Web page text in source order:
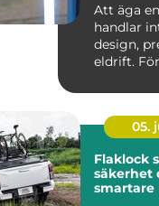
Att äga
handlar
design,
eldrift.
05.
Flaklock skydd,
säkerhet
smartare